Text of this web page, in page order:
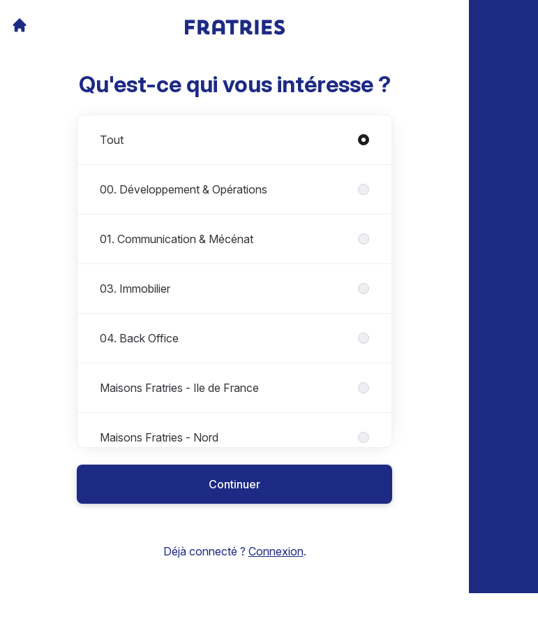
Qu'est-ce qui vous intéresse ?
Tout
00. Développement & Opérations
01. Communication & Mécénat
03. Immobilier
04. Back Office
Maisons Fratries - Ile de France
Maisons Fratries - Nord
Maisons Fratries - OuestContinuer
Déjà connecté ? Connexion.